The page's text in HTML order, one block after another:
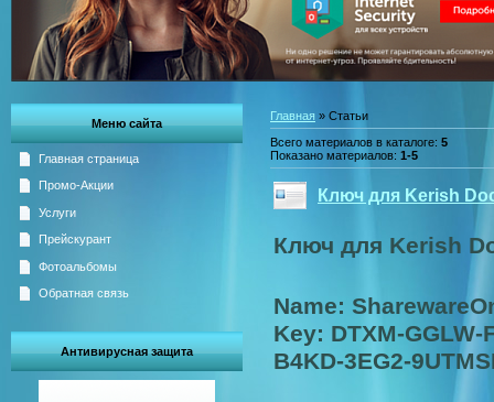
Меню сайта
Главная страница
Промо-Акции
Услуги
Прейскурант
Фотоальбомы
Обратная связь
Антивирусная защита
Главная » Статьи
Всего материалов в каталоге: 5
Показано материалов: 1-5
Ключ для Kerish
Ключ для Kerish
Name:
Key: DTXM-GGLW-
B4KD-3EG2-